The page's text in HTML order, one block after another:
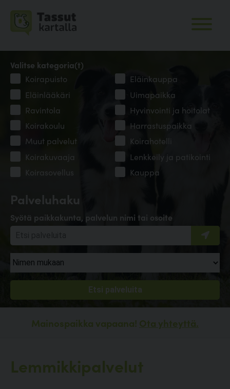
Palveluhaku
Syötä paikkakunta, palvelun nimi tai osoite
Valitse kategoria(t)
Koirapuisto
Eläinkauppa
Eläinlääkäri
Uimapaikka
Ravintola
Hyvinvointi ja hoitolat
Koirakoulu
Harrastuspaikka
Muut palvelut
Koirahotelli
Koirakuvaaja
Lenkkeily ja patikointi
Koirasovellus
Kauppa
Mainospaikka vapaana! Ota yhteyttä.
Lemmikkipalvelut